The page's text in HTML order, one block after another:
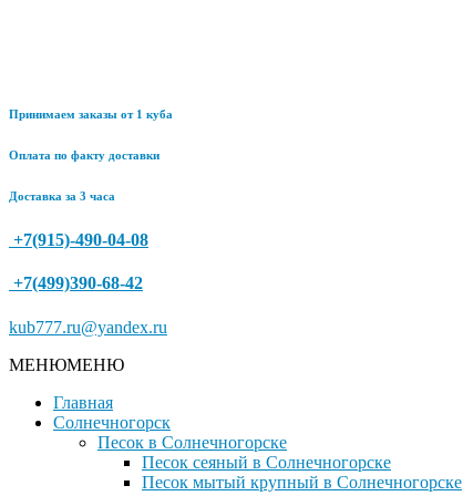
Принимаем заказы от 1 куба
Оплата по факту доставки
Доставка за 3 часа
+7(915)-490-04-08
+7(499)390-68-42
kub777.ru@yandex.ru
МЕНЮМЕНЮ
Главная
Солнечногорск
Песок в Солнечногорске
Песок сеяный в Солнечногорске
Песок мытый крупный в Солнечногорске